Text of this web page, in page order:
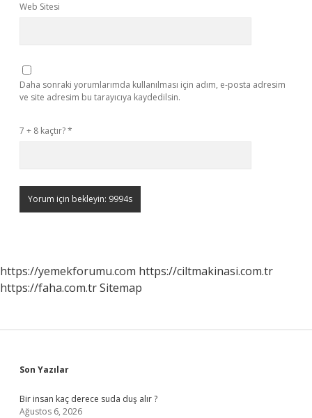
Web Sitesi
Daha sonraki yorumlarımda kullanılması için adım, e-posta adresim
ve site adresim bu tarayıcıya kaydedilsin.
7 + 8 kaçtır?*
https://yemekforumu.com https://ciltmakinasi.com.tr
https://faha.com.trSitemap
Sidebar
Son Yazılar
Bir insan kaç derece suda duş alır ?
Ağustos 6, 2026